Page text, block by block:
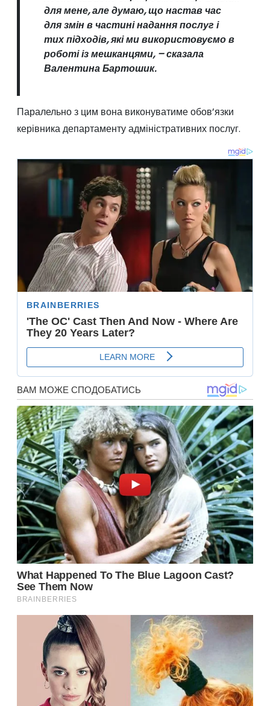
для мене, але думаю, що настав час
для змін в частині надання послуг і
тих підходів, які ми використовуємо в
роботі із мешканцями, – сказала
Валентина Бартошик.
Паралельно з цим вона виконуватиме обов’язки
керівника департаменту адміністративних послуг.